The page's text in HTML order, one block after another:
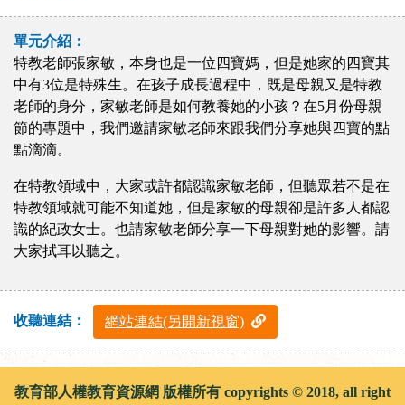
單元介紹：
特教老師張家敏，本身也是一位四寶媽，但是她家的四寶其
中有3位是特殊生。在孩子成長過程中，既是母親又是特教
老師的身分，家敏老師是如何教養她的小孩？在5月份母親
節的專題中，我們邀請家敏老師來跟我們分享她與四寶的點
點滴滴。
在特教領域中，大家或許都認識家敏老師，但聽眾若不是在
特教領域就可能不知道她，但是家敏的母親卻是許多人都認
識的紀政女士。也請家敏老師分享一下母親對她的影響。請
大家拭耳以聽之。
收聽連結： 網站連結(另開新視窗)
教育部人權教育資源網 版權所有 copyrights © 2018, all right